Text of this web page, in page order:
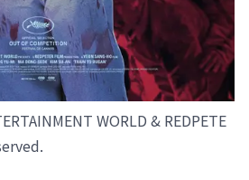
WORLD & REDPETE